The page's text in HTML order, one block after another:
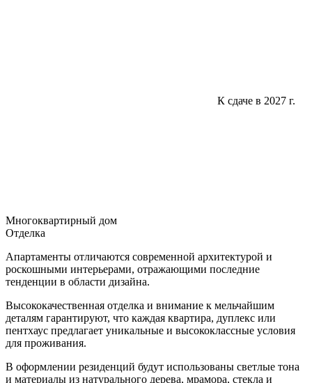
К сдаче в 2027 г.
Многоквартирный дом
Отделка
Апартаменты отличаются современной архитектурой и
роскошными интерьерами, отражающими последние
тенденции в области дизайна.
Высококачественная отделка и внимание к мельчайшим
деталям гарантируют, что каждая квартира, дуплекс или
пентхаус предлагает уникальные и высококлассные условия
для проживания.
В оформлении резиденций будут использованы светлые тона
и материалы из натурального дерева, мрамора, стекла и